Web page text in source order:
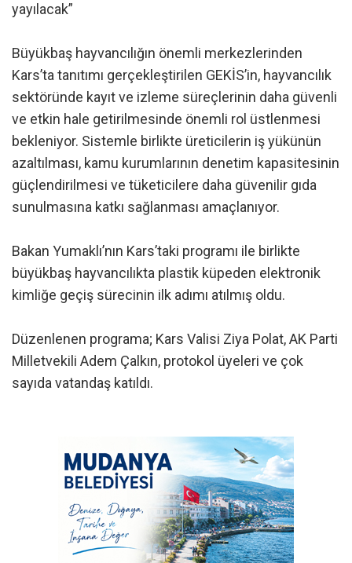
yayılacak”
Büyükbaş hayvancılığın önemli merkezlerinden
Kars’ta tanıtımı gerçekleştirilen GEKİS’in, hayvancılık
sektöründe kayıt ve izleme süreçlerinin daha güvenli
ve etkin hale getirilmesinde önemli rol üstlenmesi
bekleniyor. Sistemle birlikte üreticilerin iş yükünün
azaltılması, kamu kurumlarının denetim kapasitesinin
güçlendirilmesi ve tüketicilere daha güvenilir gıda
sunulmasına katkı sağlanması amaçlanıyor.
Bakan Yumaklı’nın Kars’taki programı ile birlikte
büyükbaş hayvancılıkta plastik küpeden elektronik
kimliğe geçiş sürecinin ilk adımı atılmış oldu.
Düzenlenen programa; Kars Valisi Ziya Polat, AK Parti
Milletvekili Adem Çalkın, protokol üyeleri ve çok
sayıda vatandaş katıldı.